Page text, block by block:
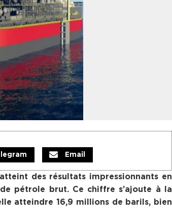
Email
des résultats impressionnants en
pétrole brut. Ce chiffre s’ajoute à la
atteindre 16,9 millions de barils, bien